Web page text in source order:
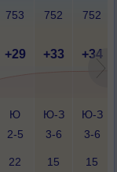
753 752 752
+29 +33 +34
Ю
2-5
Ю-З
3-6
Ю-З
3-6
22 15 15